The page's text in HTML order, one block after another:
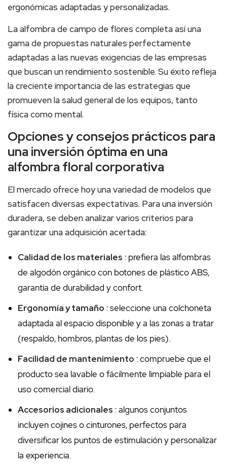
ergonómicas adaptadas y personalizadas.
La alfombra de campo de flores completa así una
gama de propuestas naturales perfectamente
adaptadas a las nuevas exigencias de las empresas
que buscan un rendimiento sostenible. Su éxito refleja
la creciente importancia de las estrategias que
promueven la salud general de los equipos, tanto
física como mental.
Opciones y consejos prácticos para
una inversión óptima en una
alfombra floral corporativa
El mercado ofrece hoy una variedad de modelos que
satisfacen diversas expectativas. Para una inversión
duradera, se deben analizar varios criterios para
garantizar una adquisición acertada:
Calidad de los materiales : prefiera las alfombras
de algodón orgánico con botones de plástico ABS,
garantía de durabilidad y confort.
Ergonomía y tamaño : seleccione una colchoneta
adaptada al espacio disponible y a las zonas a tratar
(respaldo, hombros, plantas de los pies).
Facilidad de mantenimiento : compruebe que el
producto sea lavable o fácilmente limpiable para el
uso comercial diario.
Accesorios adicionales : algunos conjuntos
incluyen cojines o cinturones, perfectos para
diversificar los puntos de estimulación y personalizar
la experiencia.